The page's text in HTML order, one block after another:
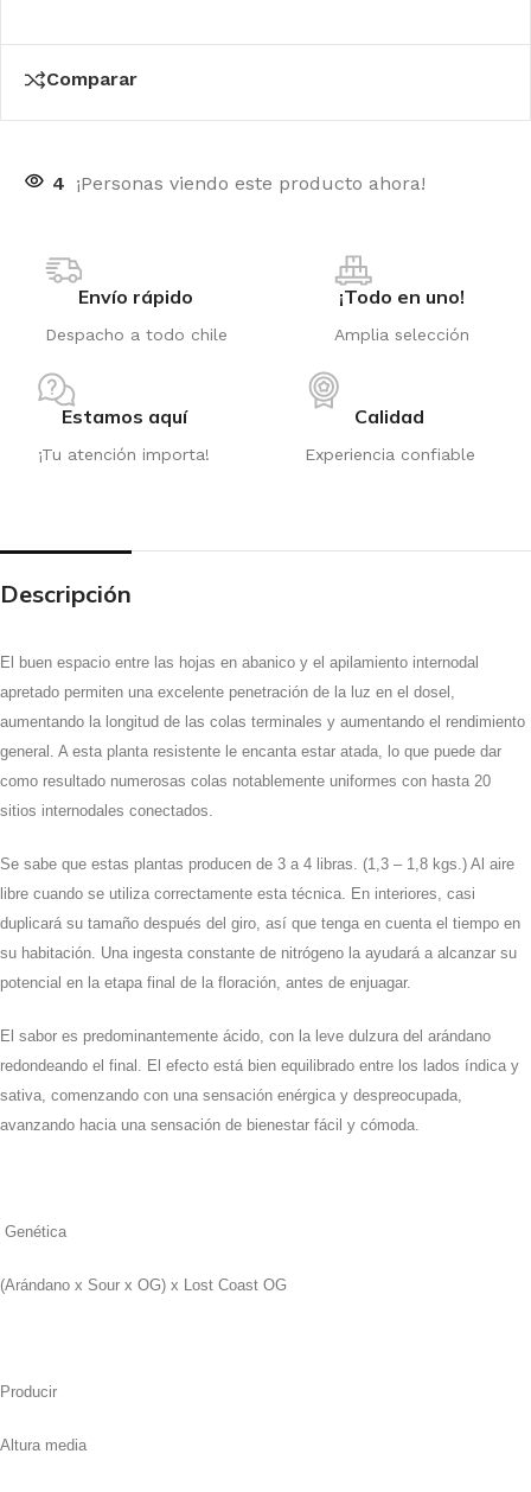
Comparar
4 ¡Personas viendo este producto ahora!
Envío rápido
Despacho a todo chile
¡Todo en uno!
Amplia selección
Estamos aquí
¡Tu atención importa!
Calidad
Experiencia confiable
Descripción
El buen espacio entre las hojas en abanico y el apilamiento internodal
apretado permiten una excelente penetración de la luz en el dosel,
aumentando la longitud de las colas terminales y aumentando el rendimiento
general. A esta planta resistente le encanta estar atada, lo que puede dar
como resultado numerosas colas notablemente uniformes con hasta 20
sitios internodales conectados.
Se sabe que estas plantas producen de 3 a 4 libras. (1,3 – 1,8 kgs.) Al aire
libre cuando se utiliza correctamente esta técnica. En interiores, casi
duplicará su tamaño después del giro, así que tenga en cuenta el tiempo en
su habitación. Una ingesta constante de nitrógeno la ayudará a alcanzar su
potencial en la etapa final de la floración, antes de enjuagar.
El sabor es predominantemente ácido, con la leve dulzura del arándano
redondeando el final. El efecto está bien equilibrado entre los lados índica y
sativa, comenzando con una sensación enérgica y despreocupada,
avanzando hacia una sensación de bienestar fácil y cómoda.
Genética
(Arándano x Sour x OG) x Lost Coast OG
Producir
Altura media